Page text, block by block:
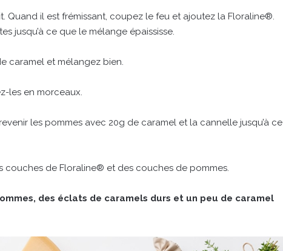
Quand il est frémissant, coupez le feu et ajoutez la Floraline®.
jusqu’à ce que le mélange épaississe.
caramel et mélangez bien.
les en morceaux.
les pommes avec 20g de caramel et la cannelle jusqu’à ce
couches de Floraline® et des couches de pommes.
des éclats de caramels durs et un peu de caramel